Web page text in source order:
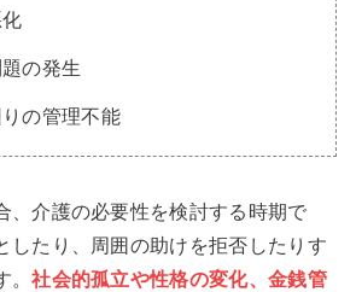
の発生
の管理不能
、介護の必要性を検討する時期で
したり、周囲の助けを拒否したりす
。社会的孤立や性格の変化、金銭管